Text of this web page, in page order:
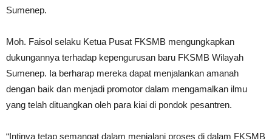
Sumenep.
Moh. Faisol selaku Ketua Pusat FKSMB mengungkapkan
dukungannya terhadap kepengurusan baru FKSMB Wilayah
Sumenep. Ia berharap mereka dapat menjalankan amanah
dengan baik dan menjadi promotor dalam mengamalkan ilmu
yang telah dituangkan oleh para kiai di pondok pesantren.
“Intinya tetap semangat dalam menjalani proses di dalam FKSMB